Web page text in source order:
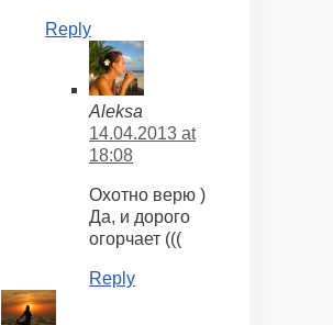
Reply
Aleksa
14.04.2013 at
18:08
Охотно верю )
Да, и дорого
огорчает (((
Reply